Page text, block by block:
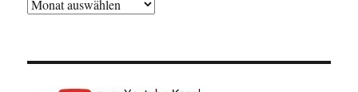
Archiv